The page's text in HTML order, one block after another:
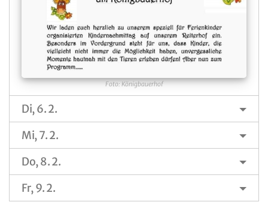
Foto: Königbauerhof
Di, 6. 2.
Mi, 7. 2.
Do, 8. 2.
Fr, 9. 2.